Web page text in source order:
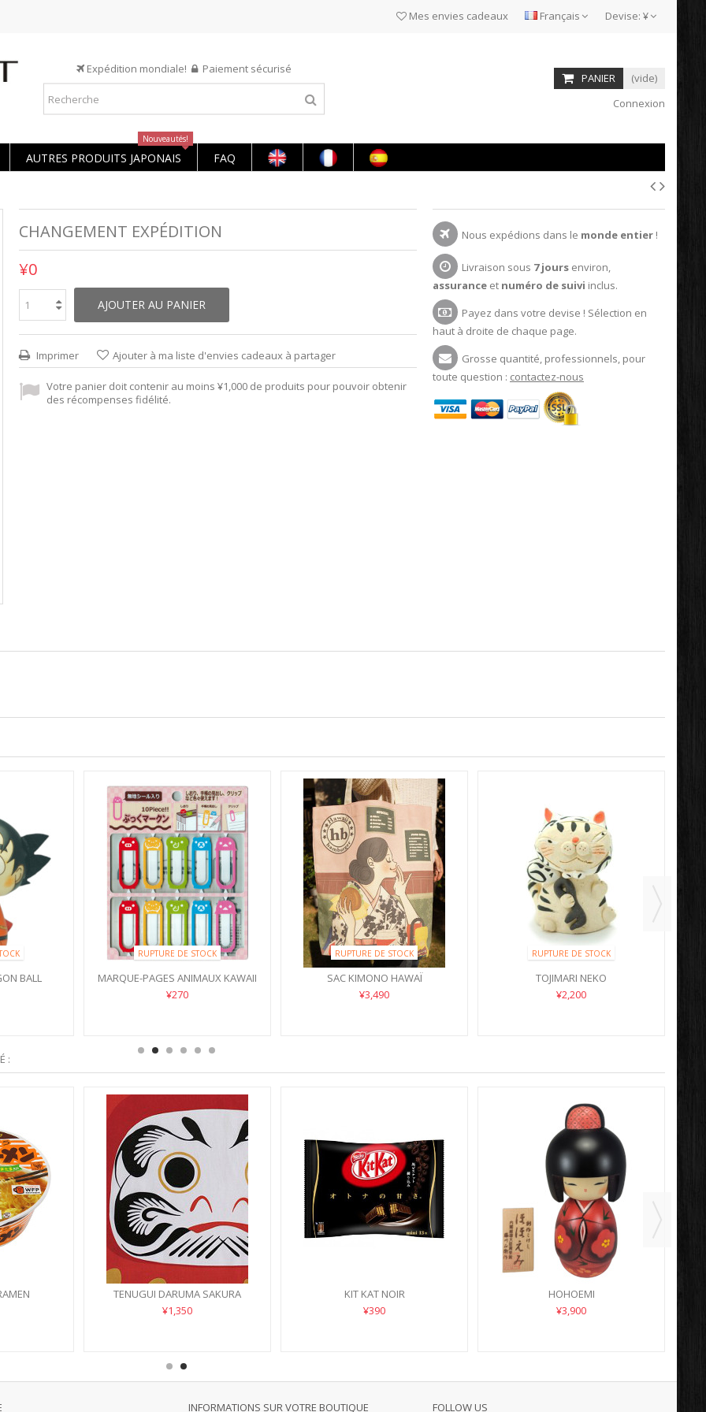
Devise: ¥
Français
Mes envies cadeaux
Expédition mondiale! Paiement sécurisé
PANIER
(vide)
Connexion
AUTRES PRODUITS JAPONAIS
Nouveautés!
FAQ
CHANGEMENT EXPÉDITION
¥0
AJOUTER AU PANIER
Imprimer Ajouter à ma liste d'envies cadeaux à partager
Votre panier doit contenir au moins ¥1,000 de produits pour pouvoir obtenir
des récompenses fidélité.
Nous expédions dans le monde entier!
Livraison sous 7 joursenviron,
assuranceet numéro de suivi inclus.
Payez dans votre devise ! Sélection en
haut à droite de chaque page.
Grosse quantité, professionnels, pour
toute question : contactez-nous
BALL
RUPTURE DE STOCK
MARQUE-PAGES ANIMAUX KAWAII
¥270
RUPTURE DE STOCK
SAC KIMONO HAWAÏ
¥3,490
RUPTURE DE STOCK
TOJIMARI NEKO
¥2,200
:
TENUGUI DARUMA SAKURA
¥1,350
KIT KAT NOIR
¥390
HOHOEMI
¥3,900
INFORMATIONS SUR VOTRE BOUTIQUE FOLLOW US